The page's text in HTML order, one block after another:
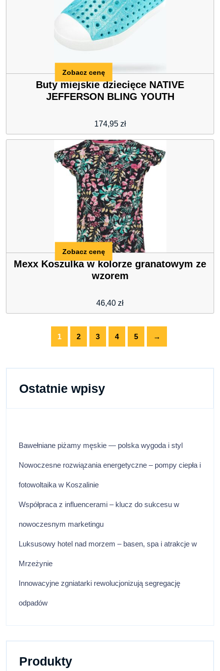
Buty miejskie dziecięce NATIVE
JEFFERSON BLING YOUTH
174,95 zł
Zobacz cenę
Mexx Koszulka w kolorze granatowym ze
wzorem
46,40 zł
Zobacz cenę
1 2 3 4 5 →
Ostatnie wpisy
Bawełniane piżamy męskie — polska wygoda i styl
Nowoczesne rozwiązania energetyczne – pompy ciepła i
fotowoltaika w Koszalinie
Współpraca z influencerami – klucz do sukcesu w
nowoczesnym marketingu
Luksusowy hotel nad morzem – basen, spa i atrakcje w
Mrzeżynie
Innowacyjne zgniatarki rewolucjonizują segregację
odpadów
Produkty